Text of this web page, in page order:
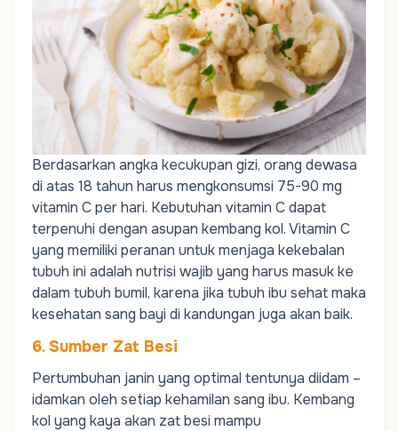
Berdasarkan angka kecukupan gizi, orang dewasa
di atas 18 tahun harus mengkonsumsi 75-90 mg
vitamin C per hari. Kebutuhan vitamin C dapat
terpenuhi dengan asupan kembang kol. Vitamin C
yang memiliki peranan untuk menjaga kekebalan
tubuh ini adalah nutrisi wajib yang harus masuk ke
dalam tubuh bumil, karena jika tubuh ibu sehat maka
kesehatan sang bayi di kandungan juga akan baik.
6. Sumber Zat Besi
Pertumbuhan janin yang optimal tentunya diidam –
idamkan oleh setiap kehamilan sang ibu. Kembang
kol yang kaya akan zat besi mampu